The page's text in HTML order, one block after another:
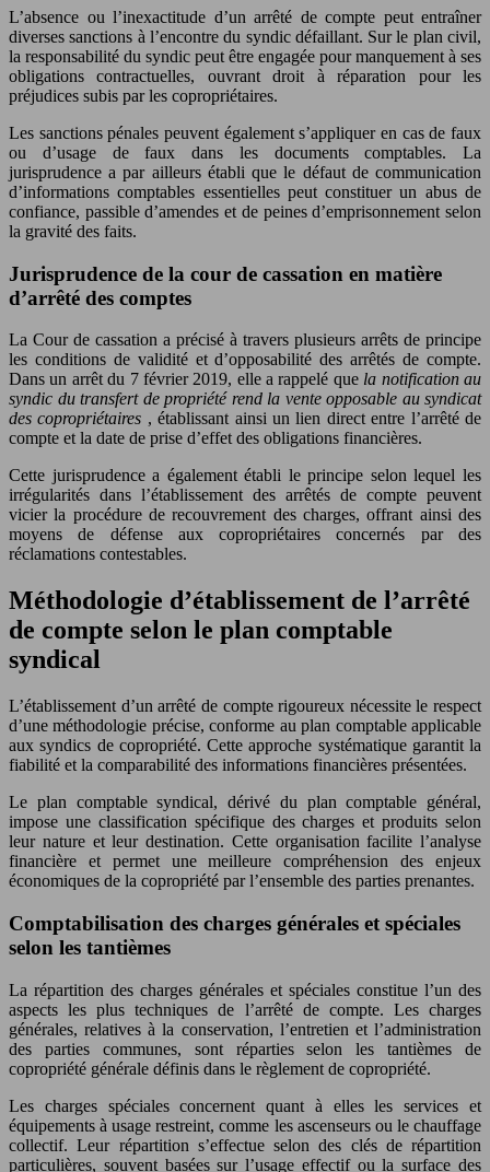
L’absence ou l’inexactitude d’un arrêté de compte peut entraîner
diverses sanctions à l’encontre du syndic défaillant. Sur le plan civil,
la responsabilité du syndic peut être engagée pour manquement à ses
obligations contractuelles, ouvrant droit à réparation pour les
préjudices subis par les copropriétaires.
Les sanctions pénales peuvent également s’appliquer en cas de faux
ou d’usage de faux dans les documents comptables. La
jurisprudence a par ailleurs établi que le défaut de communication
d’informations comptables essentielles peut constituer un abus de
confiance, passible d’amendes et de peines d’emprisonnement selon
la gravité des faits.
Jurisprudence de la cour de cassation en matière
d’arrêté des comptes
La Cour de cassation a précisé à travers plusieurs arrêts de principe
les conditions de validité et d’opposabilité des arrêtés de compte.
Dans un arrêt du 7 février 2019, elle a rappelé que la notification au
syndic du transfert de propriété rend la vente opposable au syndicat
des copropriétaires , établissant ainsi un lien direct entre l’arrêté de
compte et la date de prise d’effet des obligations financières.
Cette jurisprudence a également établi le principe selon lequel les
irrégularités dans l’établissement des arrêtés de compte peuvent
vicier la procédure de recouvrement des charges, offrant ainsi des
moyens de défense aux copropriétaires concernés par des
réclamations contestables.
Méthodologie d’établissement de l’arrêté
de compte selon le plan comptable
syndical
L’établissement d’un arrêté de compte rigoureux nécessite le respect
d’une méthodologie précise, conforme au plan comptable applicable
aux syndics de copropriété. Cette approche systématique garantit la
fiabilité et la comparabilité des informations financières présentées.
Le plan comptable syndical, dérivé du plan comptable général,
impose une classification spécifique des charges et produits selon
leur nature et leur destination. Cette organisation facilite l’analyse
financière et permet une meilleure compréhension des enjeux
économiques de la copropriété par l’ensemble des parties prenantes.
Comptabilisation des charges générales et spéciales
selon les tantièmes
La répartition des charges générales et spéciales constitue l’un des
aspects les plus techniques de l’arrêté de compte. Les charges
générales, relatives à la conservation, l’entretien et l’administration
des parties communes, sont réparties selon les tantièmes de
copropriété générale définis dans le règlement de copropriété.
Les charges spéciales concernent quant à elles les services et
équipements à usage restreint, comme les ascenseurs ou le chauffage
collectif. Leur répartition s’effectue selon des clés de répartition
particulières, souvent basées sur l’usage effectif ou la surface des